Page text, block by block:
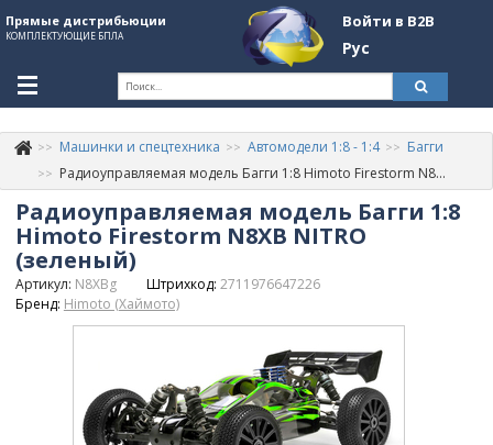
Прямые дистрибьюции
КОМПЛЕКТУЮЩИЕ БПЛА
Войти в B2B
Рус
+380507774092
Информация о компании
About Company
Обзоры
Войти в B2B
Машинки и спецтехника Автомодели 1:8 - 1:4
Багги
Радиоуправляемая модель Багги 1:8 Himoto Firestorm N8XB NITRO (зеленый)
Радиоуправляемая модель Багги 1:8
Himoto Firestorm N8XB NITRO
(зеленый)
Артикул: N8XBg Штрихкод: 2711976647226
Бренд: Himoto (Хаймото)